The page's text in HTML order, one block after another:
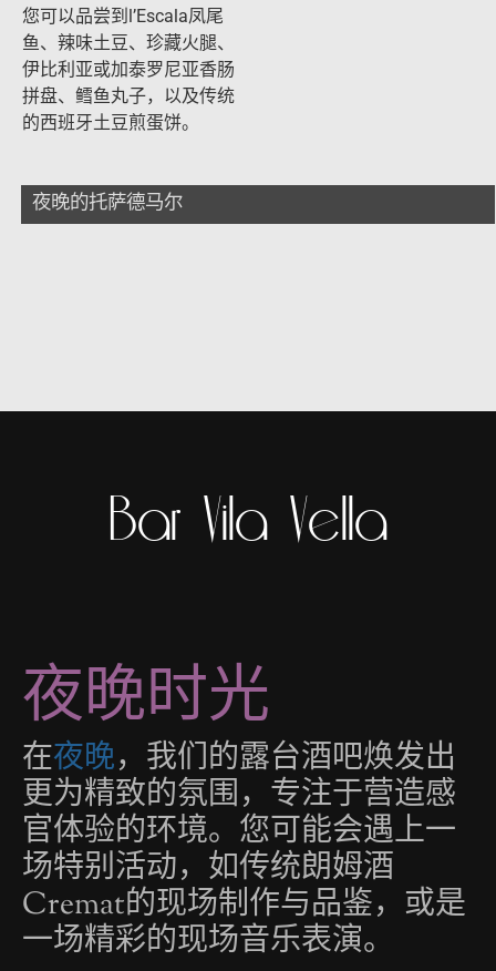
您可以品尝到l’Escala凤尾
鱼、辣味土豆、珍藏火腿、
伊比利亚或加泰罗尼亚香肠
拼盘、鳕鱼丸子，以及传统
的西班牙土豆煎蛋饼。
夜晚的托萨德马尔
Bar Vila Vella
夜晚时光
在夜晚，我们的露台酒吧焕发出
更为精致的氛围，专注于营造感
官体验的环境。您可能会遇上一
场特别活动，如传统朗姆酒
Cremat的现场制作与品鉴，或是
一场精彩的现场音乐表演。